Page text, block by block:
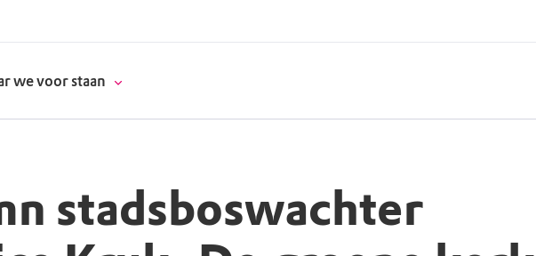
we voor staan
stadsboswachter